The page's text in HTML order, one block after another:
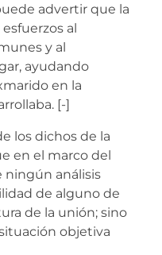
advertir que la
al
y al
ayudando
en la
[-]
los dichos de la
en el marco del
ningún análisis
de alguno de
de la unión; sino
objetiva